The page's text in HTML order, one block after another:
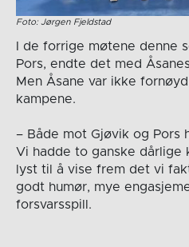
Foto: Jørgen Fjeldstad
I de forrige møtene denne
Pors, endte det med
Men Åsane var ikke
kampene.
– Både mot Gjøvik og Pors
Vi hadde to ganske dårlige
lyst til å vise frem det vi
godt humør, mye
forsvarsspill.